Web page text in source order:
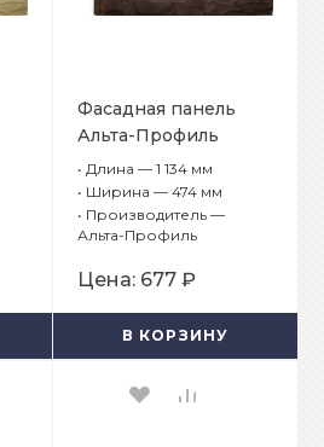
Фасадная панель
Альта-Профиль
Гранит Альпийский
• Длина — 1 134 мм
• Ширина — 474 мм
• Производитель —
Альта-Профиль
Цена: 677 ₽
В КОРЗИНУ